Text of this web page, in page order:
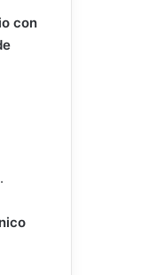
con